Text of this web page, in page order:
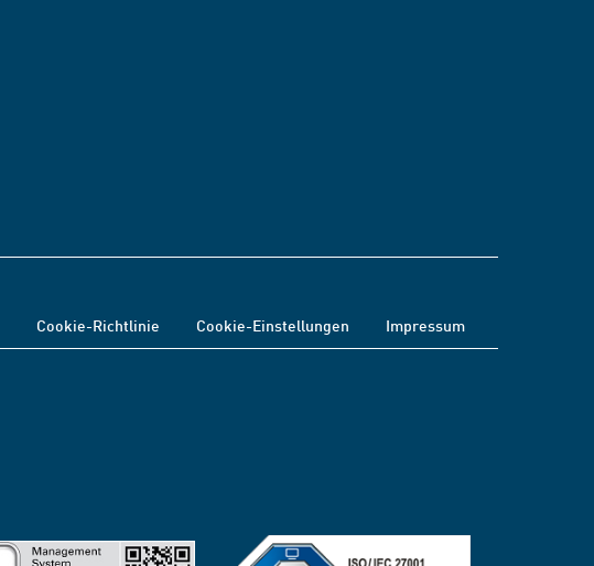
Cookie-Richtlinie Cookie-Einstellungen Impressum